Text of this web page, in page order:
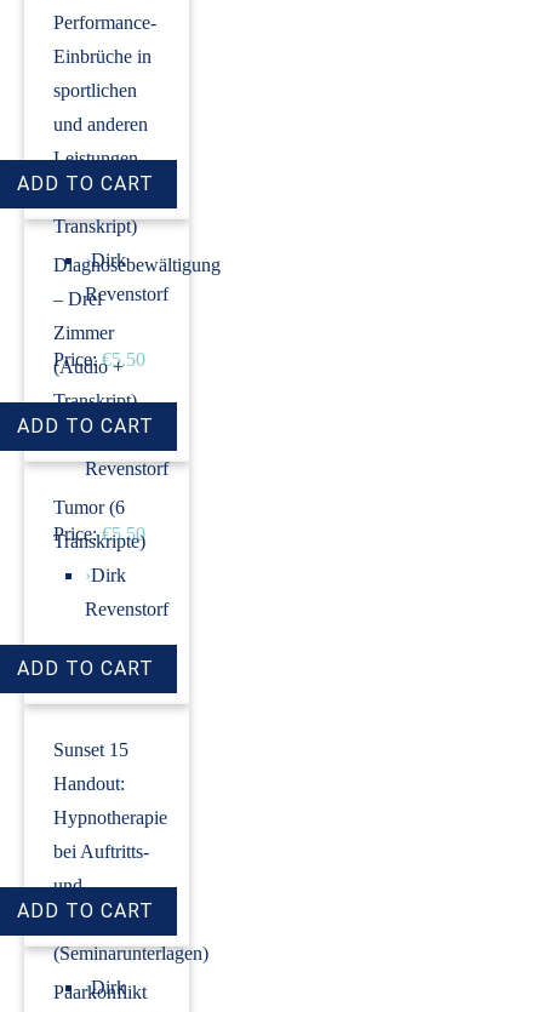
Performance-
Einbrüche in
sportlichen
und anderen
Leistungen
(Audio +
Transkript)
›Dirk
Revenstorf
Price: €5.50
Diagnosebewältigung
– Drei
Zimmer
(Audio +
Transkript)
›Dirk
Revenstorf
Price: €5.50
Tumor (6
Transkripte)
›Dirk
Revenstorf
Price: €18.00
Sunset 15
Handout:
Hypnotherapie
bei Auftritts-
und
Prüfungsangst
(Seminarunterlagen)
›Dirk
Paarkonflikt